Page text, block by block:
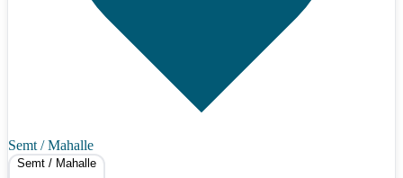
Semt / Mahalle
Semt / Mahalle